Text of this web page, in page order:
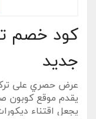
جديد
عرض حصري على
يقدم موقع كوبون
يجعل اقتناء